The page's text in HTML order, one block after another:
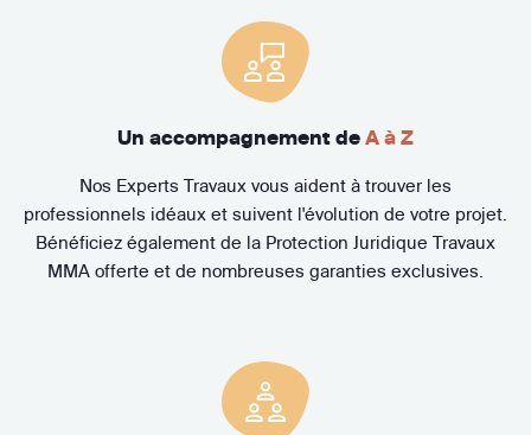
Un accompagnement de A à Z
Nos Experts Travaux vous aident à trouver les
professionnels idéaux et suivent l'évolution de votre projet.
Bénéficiez également de la Protection Juridique Travaux
MMA offerte et de nombreuses garanties exclusives.